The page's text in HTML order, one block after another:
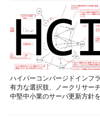
にアクセスしたとき
ージが表示される［
316524）
プログラムや更新プ
（サポート技術情報
Windows Update サ
0x80248011 エラー
875268）
ハイパーコンバージドインフ
有力な選択肢、ノークリサー
中堅中小業のサーバ更新方針